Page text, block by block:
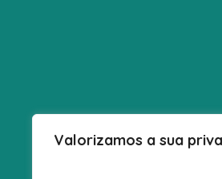
Valorizamos a sua